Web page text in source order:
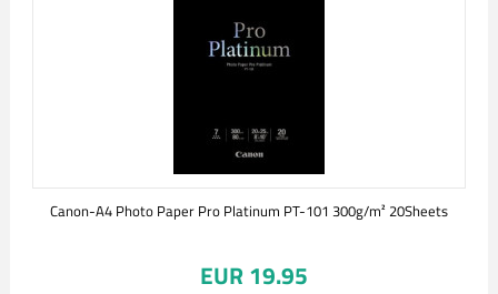
Canon-A4 Photo Paper Pro Platinum PT-101 300g/m² 20Sheets
EUR 19.95